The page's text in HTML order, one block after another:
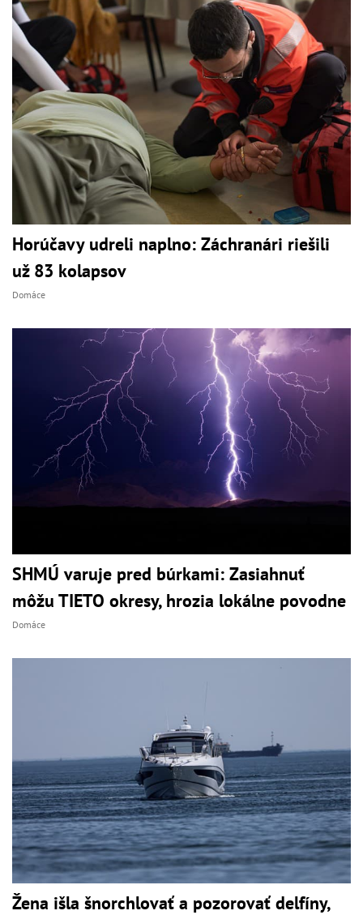
Horúčavy udreli naplno: Záchranári riešili
už 83 kolapsov
Domáce
SHMÚ varuje pred búrkami: Zasiahnuť
môžu TIETO okresy, hrozia lokálne povodne
Domáce
Žena išla šnorchlovať a pozorovať delfíny,